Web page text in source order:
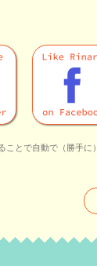
ことで自動で（勝手に